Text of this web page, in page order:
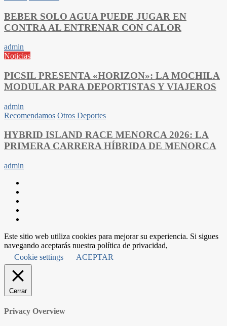
BEBER SOLO AGUA PUEDE JUGAR EN
CONTRA AL ENTRENAR CON CALOR
admin
Noticias
PICSIL PRESENTA «HORIZON»: LA MOCHILA
MODULAR PARA DEPORTISTAS Y VIAJEROS
admin
Recomendamos Otros Deportes
HYBRID ISLAND RACE MENORCA 2026: LA
PRIMERA CARRERA HÍBRIDA DE MENORCA
admin
Este sitio web utiliza cookies para mejorar su experiencia. Si sigues
navegando aceptarás nuestra política de privacidad,
Cookie settings
ACEPTAR
Cerrar
Privacy Overview